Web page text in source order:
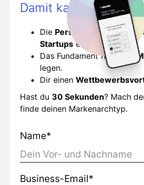
Damit kannst du:
Die
Startupsentdecken.
Das Fundament für deine
legen.
Dir einen
Hast du 30 Sekunden? Mach
finde deinen Markenarchtyp.
Name*
Business-Email*